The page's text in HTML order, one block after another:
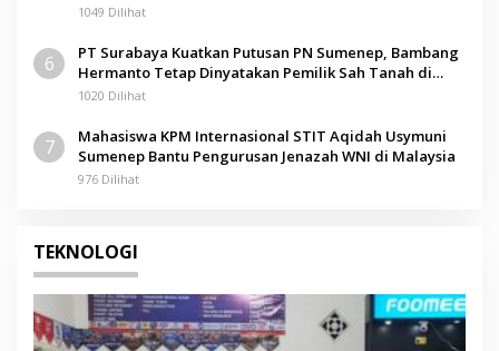
1049 Dilihat
6
PT Surabaya Kuatkan Putusan PN Sumenep, Bambang
Hermanto Tetap Dinyatakan Pemilik Sah Tanah di
Pamolokan
1020 Dilihat
7
Mahasiswa KPM Internasional STIT Aqidah Usymuni
Sumenep Bantu Pengurusan Jenazah WNI di Malaysia
976 Dilihat
TEKNOLOGI